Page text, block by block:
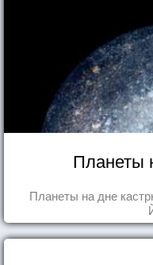
Планеты
Планеты на дне